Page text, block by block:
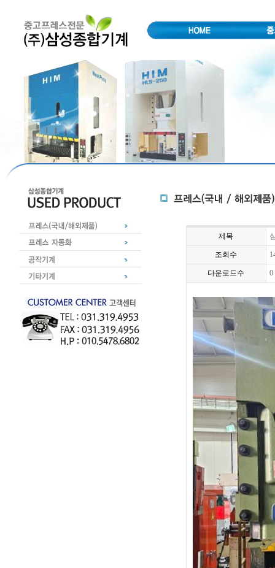
제목
조회수
다운로드수 0